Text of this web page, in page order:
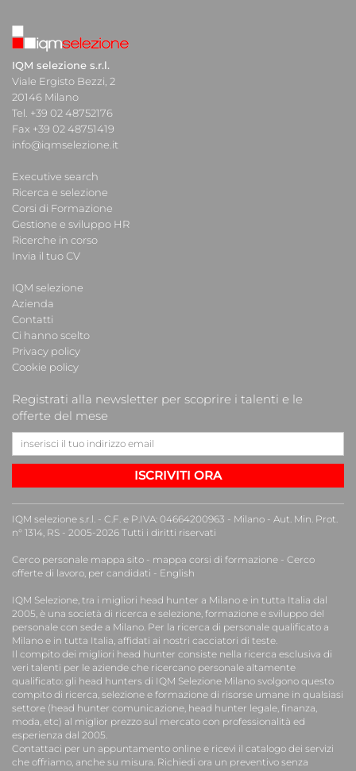
IQM selezione s.r.l.
Viale Ergisto Bezzi, 2
20146 Milano
Tel. +39 02 48752176
Fax +39 02 48751419
info@iqmselezione.it
Executive search
Ricerca e selezione
Corsi di Formazione
Gestione e sviluppo HR
Ricerche in corso
Invia il tuo CV
IQM selezione
Azienda
Contatti
Ci hanno scelto
Privacy policy
Cookie policy
Registrati alla newsletter per scoprire i talenti e le
offerte del mese
ISCRIVITI ORA
IQM selezione s.r.l. - C.F. e P.IVA: 04664200963 - Milano - Aut. Min. Prot.
n° 1314, RS - 2005-2026 Tutti i diritti riservati
Cerco personale mappa sito - mappa corsi di formazione - Cerco
offerte di lavoro, per candidati - English
IQM Selezione, tra i migliori head hunter a Milano e in tutta Italia dal
2005, è una società di ricerca e selezione, formazione e sviluppo del
personale con sede a Milano. Per la ricerca di personale qualificato a
Milano e in tutta Italia, affidati ai nostri cacciatori di teste.
Il compito dei migliori head hunter consiste nella ricerca esclusiva di
veri talenti per le aziende che ricercano personale altamente
qualificato: gli head hunters di IQM Selezione Milano svolgono questo
compito di ricerca, selezione e formazione di risorse umane in qualsiasi
settore (head hunter comunicazione, head hunter legale, finanza,
moda, etc) al miglior prezzo sul mercato con professionalità ed
esperienza dal 2005.
Contattaci per un appuntamento online e ricevi il catalogo dei servizi
che offriamo, anche su misura. Richiedi ora un preventivo senza